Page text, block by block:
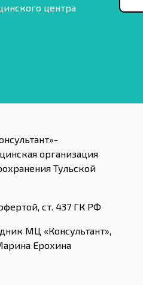
центра
организация
Тульской
ст. 437 ГК РФ
МЦ «Консультант»,
Ерохина